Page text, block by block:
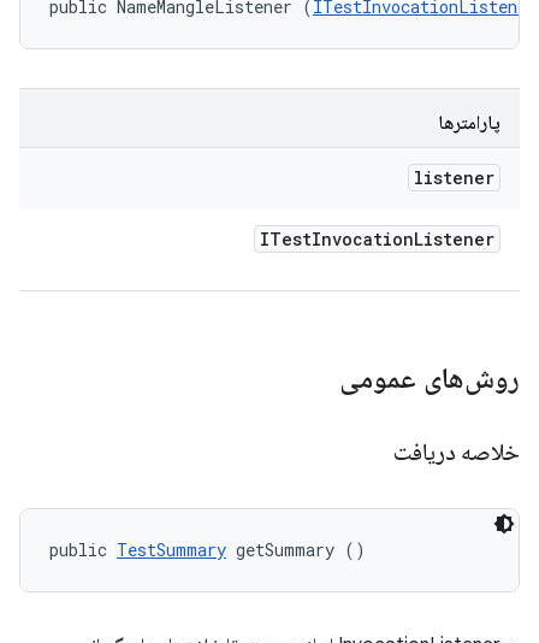
public NameMangleListener (ITestInvocationListener
پارامترها
listener
ITestInvocationListener
روش‌های عمومی
خلاصه دریافت
public TestSummary getSummary ()